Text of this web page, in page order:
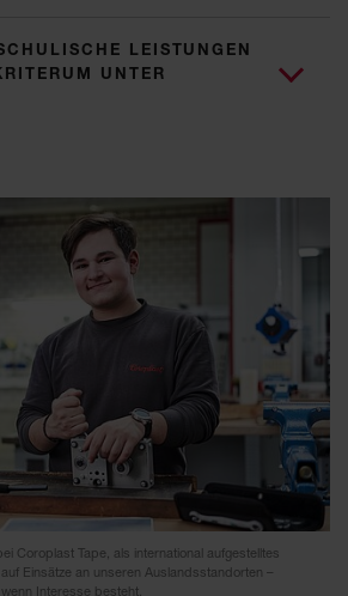
LEISTUNGEN
UNTER
Coroplast Tape, als international aufgestelltes
Einsätze an unseren Auslandsstandorten –
Interesse besteht.